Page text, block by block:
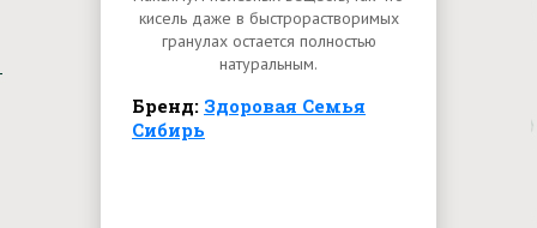
кисель даже в быстрорастворимых
гранулах остается полностью
натуральным.
Бренд: Здоровая Семья
Сибирь